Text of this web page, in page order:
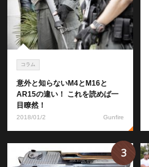
コラム
意外と知らないM4とM16と
AR15の違い！ これを読めば一
目瞭然！
2018/01/2 Gunfire
3